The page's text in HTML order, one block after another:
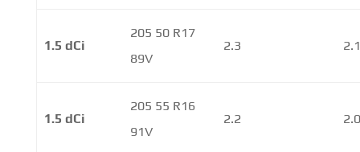
1.5 dCi
205 50 R17
89V
2.3
1.5 dCi
205 55 R16
91V
2.2